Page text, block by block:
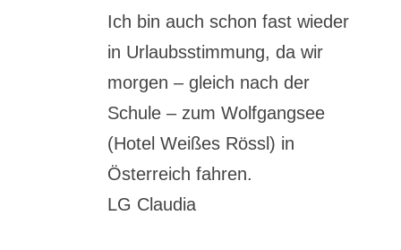
Ich bin auch schon fast wieder
in Urlaubsstimmung, da wir
morgen – gleich nach der
Schule – zum Wolfgangsee
(Hotel Weißes Rössl) in
Österreich fahren.
LG Claudia